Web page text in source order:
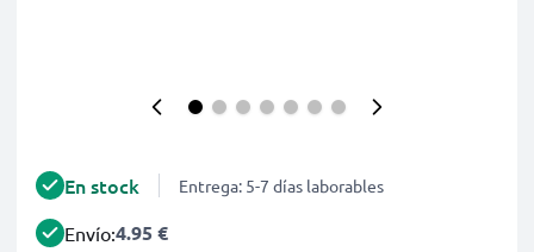
En stock Entrega: 5-7 días laborables
Envío:4.95 €